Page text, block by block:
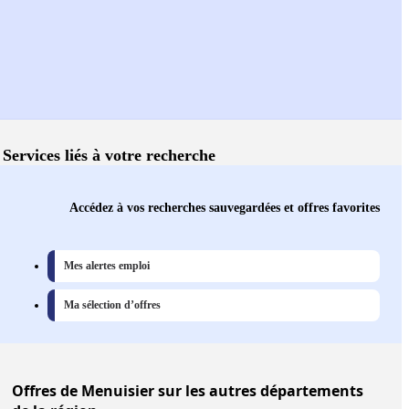
Services liés à votre recherche
Accédez à vos recherches sauvegardées et offres favorites
Mes alertes emploi
Ma sélection d’offres
Offresde Menuisier sur les autres départements